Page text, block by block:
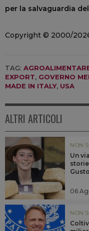
per la salvaguardia
Copyright © 2000/
TAG:
EXPORT, GOVERNO
MADE IN ITALY, USA
ALTRI ARTICOLI
NON
Un
06
NON